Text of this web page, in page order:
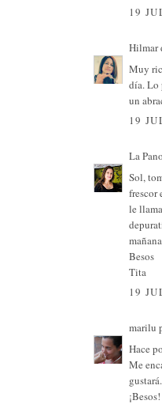
19
Hilmar
Muy
día. Lo
un
19
La
Sol,
frescor
le
Besos
Tita
19
marilu
Hace
Me
gustará.
¡Besos!